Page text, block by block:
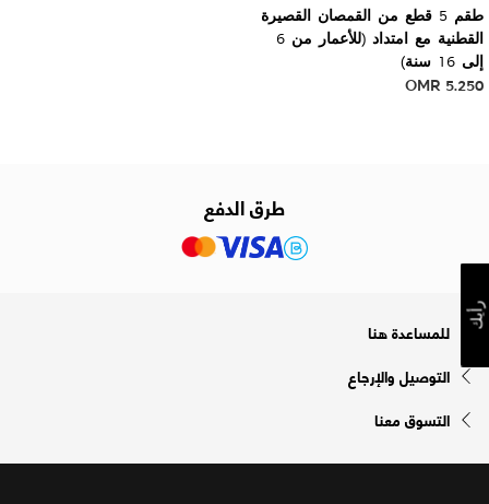
طقم 5 قطع من القمصان القصيرة
القطنية مع امتداد (للأعمار من 6
إلى 16 سنة)
OMR 5.250
طرق الدفع
للمساعدة هنا
التوصيل والإرجاع
التسوق معنا
رأيك